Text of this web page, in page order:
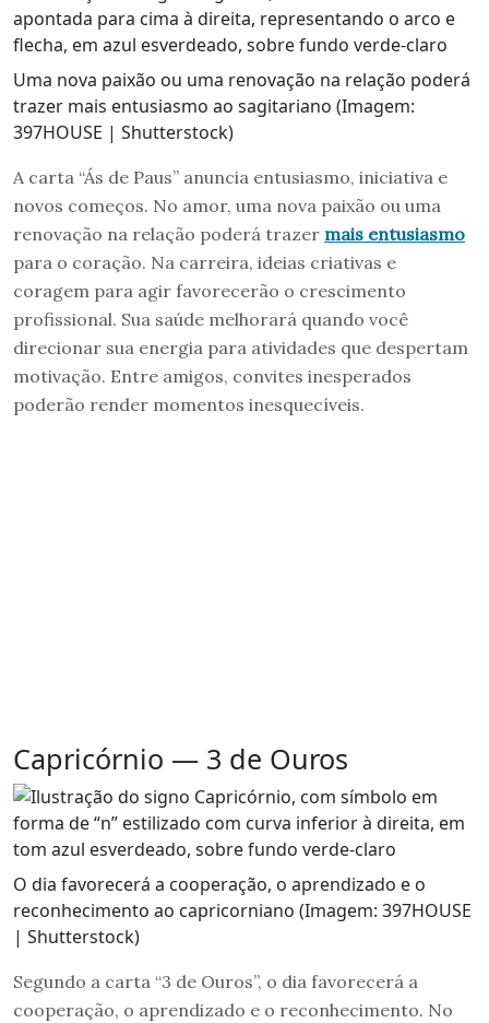
Uma nova paixão ou uma renovação na relação poderá
trazer mais entusiasmo ao sagitariano (Imagem:
397HOUSE | Shutterstock)
A carta “Ás de Paus” anuncia entusiasmo, iniciativa e
novos começos. No amor, uma nova paixão ou uma
renovação na relação poderá trazer mais entusiasmo
para o coração. Na carreira, ideias criativas e
coragem para agir favorecerão o crescimento
profissional. Sua saúde melhorará quando você
direcionar sua energia para atividades que despertam
motivação. Entre amigos, convites inesperados
poderão render momentos inesquecíveis.
Capricórnio — 3 de Ouros
O dia favorecerá a cooperação, o aprendizado e o
reconhecimento ao capricorniano (Imagem: 397HOUSE
| Shutterstock)
Segundo a carta “3 de Ouros”, o dia favorecerá a
cooperação, o aprendizado e o reconhecimento. No